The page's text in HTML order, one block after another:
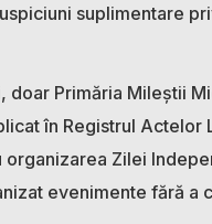
suplimentare
doar Primăria Mileștii
în Registrul
Zilei
evenimente fără a